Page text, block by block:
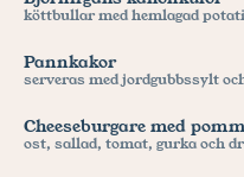
köttbullar med hemlagad
Pannkakor
serveras med jordgubbssylt
Cheeseburgare med
ost, sallad, tomat, gurka och